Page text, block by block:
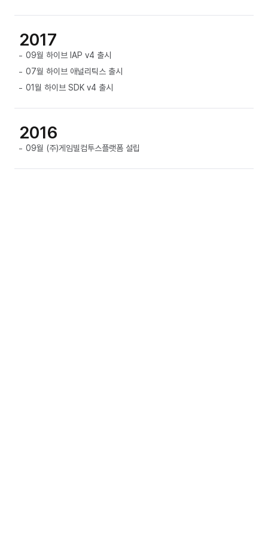
2017
09월 하이브 IAP v4 출시
07월 하이브 애널리틱스 출시
01월 하이브 SDK v4 출시
2016
09월 (주)게임빌컴투스플랫폼 설립